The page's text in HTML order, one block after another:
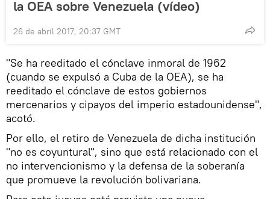
la OEA sobre Venezuela (vídeo)
26 de abril 2017, 20:37 GMT
"Se ha reeditado el cónclave inmoral de 1962
(cuando se expulsó a Cuba de la OEA), se ha
reeditado el cónclave de estos gobiernos
mercenarios y cipayos del imperio estadounidense",
acotó.
Por ello, el retiro de Venezuela de dicha institución
"no es coyuntural", sino que está relacionado con el
no intervencionismo y la defensa de la soberanía
que promueve la revolución bolivariana.